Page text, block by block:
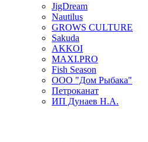
JigDream
Nautilus
GROWS CULTURE
Sakuda
AKKOI
MAXI.PRO
Fish Season
ООО "Дом Рыбака"
Петроканат
ИП Дунаев Н.А.